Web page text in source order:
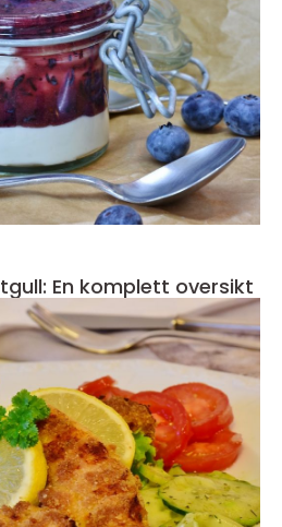
En komplett oversikt